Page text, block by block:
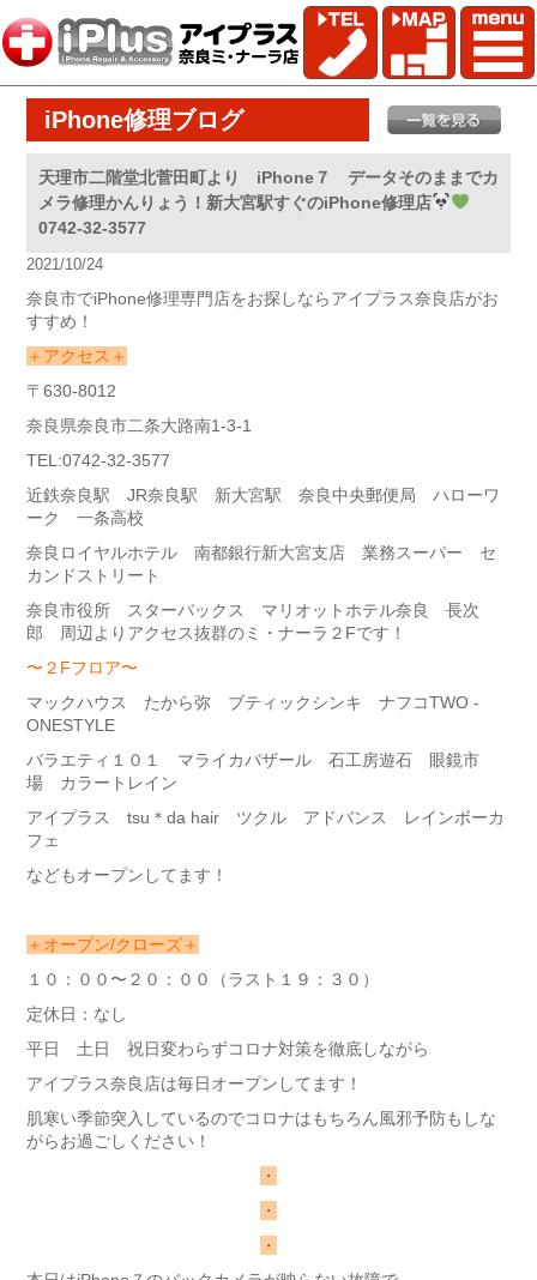
iPhone修理ブログ
天理市二階堂北菅田町より iPhone７ データそのままでカ
メラ修理かんりょう！新大宮駅すぐのiPhone修理店
0742-32-3577
2021/10/24
奈良市でiPhone修理専門店をお探しならアイプラス奈良店がお
すすめ！
＋アクセス＋
〒630-8012
奈良県奈良市二条大路南1-3-1
TEL:0742-32-3577
近鉄奈良駅 JR奈良駅 新大宮駅 奈良中央郵便局 ハローワ
ーク 一条高校
奈良ロイヤルホテル 南都銀行新大宮支店 業務スーパー セ
カンドストリート
奈良市役所 スターバックス マリオットホテル奈良 長次
郎 周辺よりアクセス抜群のミ・ナーラ２Fです！
〜２Fフロア〜
マックハウス たから弥 ブティックシンキ ナフコTWO -
ONESTYLE
バラエティ１０１ マライカバザール 石工房遊石 眼鏡市
場 カラートレイン
アイプラス tsu＊da hair ツクル アドバンス レインボーカ
フェ
などもオープンしてます！
＋オープン/クローズ＋
１０：００〜２０：００（ラスト１９：３０）
定休日：なし
平日 土日 祝日変わらずコロナ対策を徹底しながら
アイプラス奈良店は毎日オープンしてます！
肌寒い季節突入しているのでコロナはもちろん風邪予防もしな
がらお過ごしください！
・
・
・